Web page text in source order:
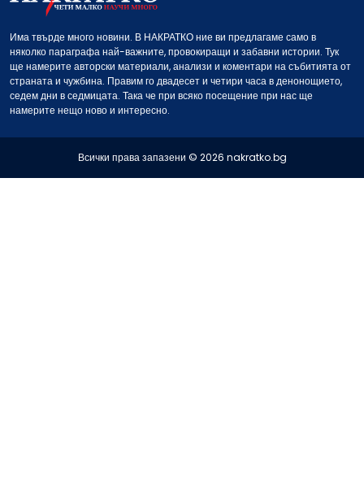
Има твърде много новини. В НАКРАТКО ние ви предлагаме само в
няколко параграфа най-важните, провокиращи и забавни истории. Тук
ще намерите авторски материали, анализи и коментари на събитията от
страната и чужбина. Правим го двадесет и четири часа в денонощието,
седем дни в седмицата. Така че при всяко посещение при нас ще
намерите нещо ново и интересно.
Всички права запазени © 2026 nakratko.bg